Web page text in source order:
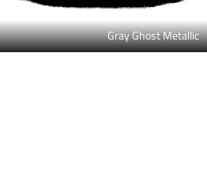
Gray Ghost Metallic